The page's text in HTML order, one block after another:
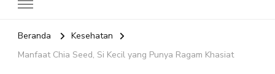
Beranda
Kesehatan
Manfaat Chia Seed, Si Kecil yang Punya Ragam Khasiat